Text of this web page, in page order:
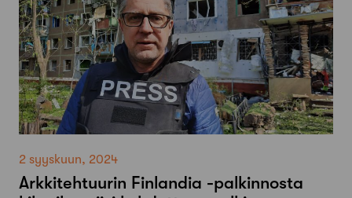
2 syyskuun, 2024
Arkkitehtuurin Finlandia -palkinnosta